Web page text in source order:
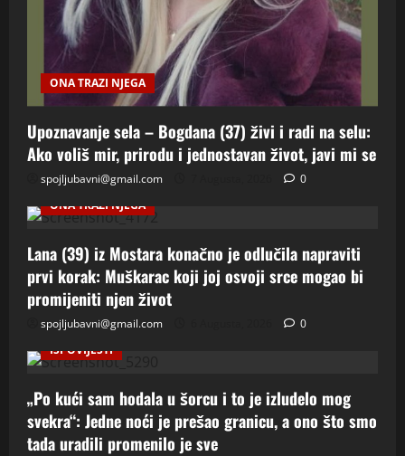
ONA TRAZI NJEGA
Upoznavanje sela – Bogdana (37) živi i radi na selu:
Ako voliš mir, prirodu i jednostavan život, javi mi se
spojljubavni@gmail.com
0
ONA TRAZI NJEGA
Lana (39) iz Mostara konačno je odlučila napraviti
prvi korak: Muškarac koji joj osvoji srce mogao bi
promijeniti njen život
spojljubavni@gmail.com
0
ISPOVIJESTI
„Po kući sam hodala u šorcu i to je izludelo mog
svekra“: Jedne noći je prešao granicu, a ono što smo
tada uradili promenilo je sve